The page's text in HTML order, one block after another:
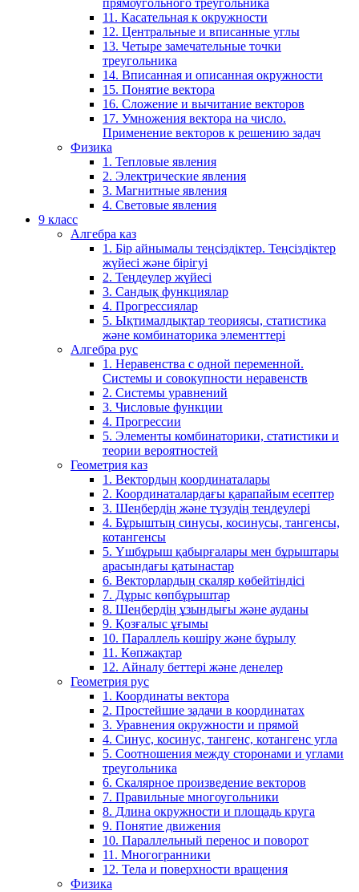
11. Касательная к окружности
12. Центральные и вписанные углы
13. Четыре замечательные точки
треугольника
14. Вписанная и описанная окружности
15. Понятие вектора
16. Сложение и вычитание векторов
17. Умножения вектора на число.
Применение векторов к решению задач
Физика
1. Тепловые явления
2. Электрические явления
3. Магнитные явления
4. Световые явления
9 класс
Алгебра каз
1. Бір айнымалы теңсіздіктер. Теңсіздіктер
жүйесі және бірігуі
2. Теңдеулер жүйесі
3. Сандық функциялар
4. Прогрессиялар
5. Ықтималдықтар теориясы, статистика
және комбинаторика элементтері
Алгебра рус
1. Неравенства с одной переменной.
Системы и совокупности неравенств
2. Системы уравнений
3. Числовые функции
4. Прогрессии
5. Элементы комбинаторики, статистики и
теории вероятностей
Геометрия каз
1. Вектордың координаталары
2. Координаталардағы қарапайым есептер
3. Шеңбердің және түзудің теңдеулері
4. Бұрыштың синусы, косинусы, тангенсы,
котангенсы
5. Үшбұрыш қабырғалары мен бұрыштары
арасындағы қатынастар
6. Векторлардың скаляр көбейтіндісі
7. Дұрыс көпбұрыштар
8. Шеңбердің ұзындығы және ауданы
9. Қозғалыс ұғымы
10. Параллель көшіру және бұрылу
11. Көпжақтар
12. Айналу беттері және денелер
Геометрия рус
1. Координаты вектора
2. Простейшие задачи в координатах
3. Уравнения окружности и прямой
4. Синус, косинус, тангенс, котангенс угла
5. Соотношения между сторонами и углами
треугольника
6. Скалярное произведение векторов
7. Правильные многоугольники
8. Длина окружности и площадь круга
9. Понятие движения
10. Параллельный перенос и поворот
11. Многогранники
12. Тела и поверхности вращения
Физика